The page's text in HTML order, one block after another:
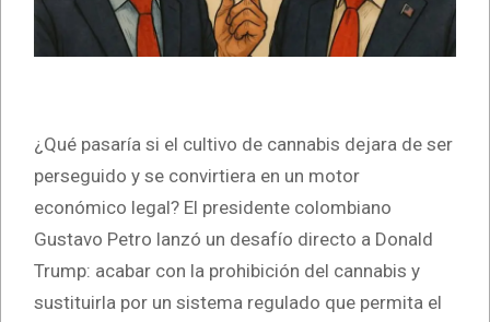
¿Qué pasaría si el cultivo de cannabis dejara de ser
perseguido y se convirtiera en un motor
económico legal? El presidente colombiano
Gustavo Petro lanzó un desafío directo a Donald
Trump: acabar con la prohibición del cannabis y
sustituirla por un sistema regulado que permita el